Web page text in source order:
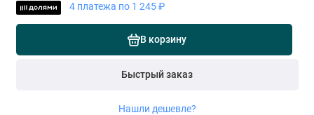
4 платежа по 1 245 ₽
В корзину
Быстрый заказ
Нашли дешевле?